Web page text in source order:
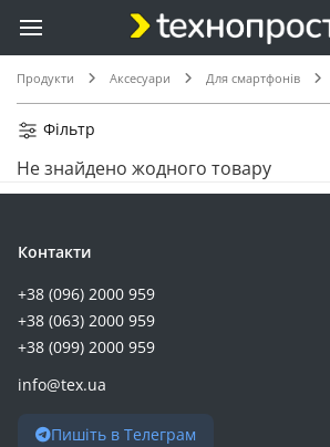
Продукти Аксесуари Для смартфонів
Фільтр
Не знайдено жодного товару
Контакти
+38 (096) 2000 959
+38 (063) 2000 959
+38 (099) 2000 959
info@tex.ua
Пишіть в Телеграм